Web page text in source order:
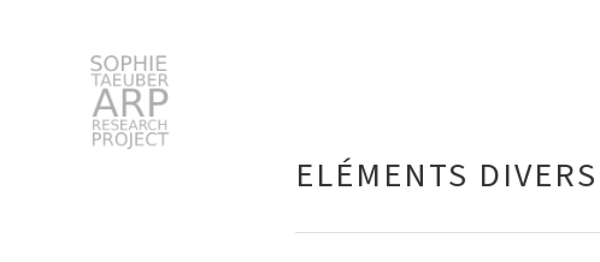
Suchen
ELÉMENTS